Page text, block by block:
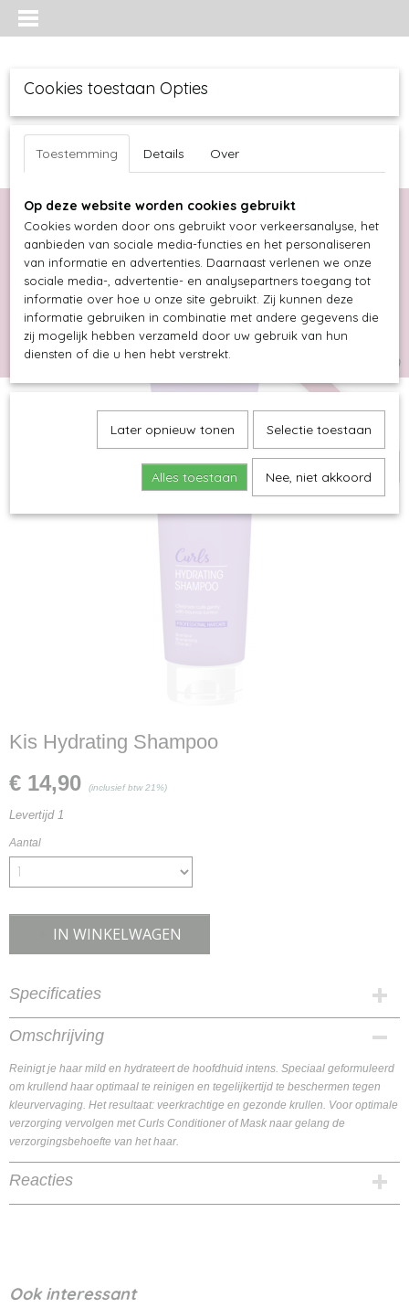
Inloggen Registreren UW WINKELWAGEN
(0)
kis
Kis Hydrating Shampoo
€ 14,90 (inclusief btw 21%)
Levertijd 1
Aantal
IN WINKELWAGEN
Specificaties
Productcode
EAN code
KIS95200
Omschrijving
Reinigt je haar mild en hydrateert de hoofdhuid intens. Speciaal geformuleerd
om krullend haar optimaal te reinigen en tegelijkertijd te beschermen tegen
kleurvervaging. Het resultaat: veerkrachtige en gezonde krullen. Voor optimale
verzorging vervolgen met Curls Conditioner of Mask naar gelang de
verzorgingsbehoefte van het haar.
Reacties
Ook interessant
Cookies toestaan Opties
Toestemming Details Over
Op deze website worden cookies gebruikt
Cookies worden door ons gebruikt voor verkeersanalyse, het
aanbieden van sociale media-functies en het personaliseren
van informatie en advertenties. Daarnaast verlenen we onze
sociale media-, advertentie- en analysepartners toegang tot
informatie over hoe u onze site gebruikt. Zij kunnen deze
informatie gebruiken in combinatie met andere gegevens die
zij mogelijk hebben verzameld door uw gebruik van hun
diensten of die u hen hebt verstrekt.
Later opnieuw tonen Selectie toestaan
Alles toestaan Nee, niet akkoord